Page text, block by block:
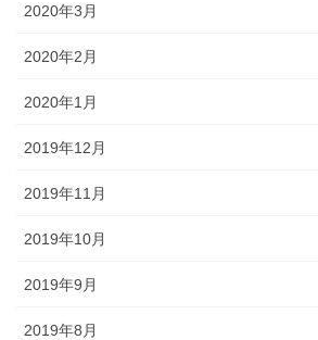
2020年3月
2020年2月
2020年1月
2019年12月
2019年11月
2019年10月
2019年9月
2019年8月